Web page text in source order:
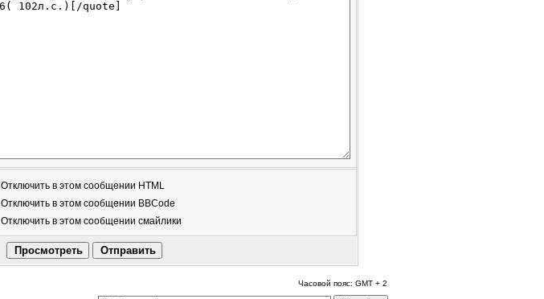
Отключить в этом сообщении HTML
Отключить в этом сообщении BBCode
Отключить в этом сообщении смайлики
Часовой пояс: GMT + 2